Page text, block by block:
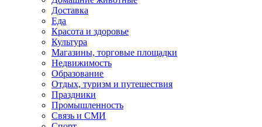
Доставка
Еда
Красота и здоровье
Культура
Магазины, торговые площадки
Недвижимость
Образование
Отдых, туризм и путешествия
Праздники
Промышленность
Связь и СМИ